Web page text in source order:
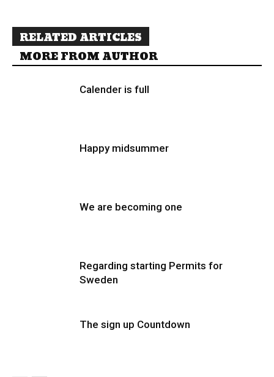
RELATED ARTICLES
MORE FROM AUTHOR
Calender is full
Happy midsummer
We are becoming one
Regarding starting Permits for
Sweden
The sign up Countdown